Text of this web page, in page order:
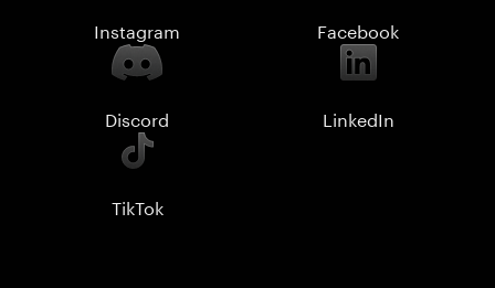
Instagram Facebook
Discord LinkedIn
TikTok